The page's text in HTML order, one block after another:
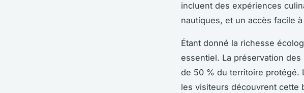
incluent des expériences
nautiques, et un accès facile
Étant donné la richesse
essentiel. La préservation
de 50 % du territoire protégé.
les visiteurs découvrent cette